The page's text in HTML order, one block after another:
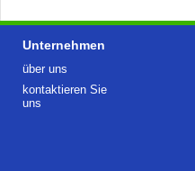
Unternehmen
über uns
kontaktieren Sie
uns